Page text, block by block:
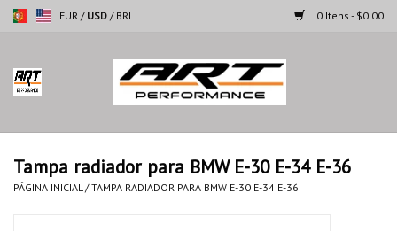
EUR / USD / BRL 0 Itens - $0.00
Página inicial
Motocicletas
Automoveis
Tampa radiador para BMW E-30 E-34 E-36
PÁGINA INICIAL /TAMPA RADIADOR PARA BMW E-30 E-34 E-36